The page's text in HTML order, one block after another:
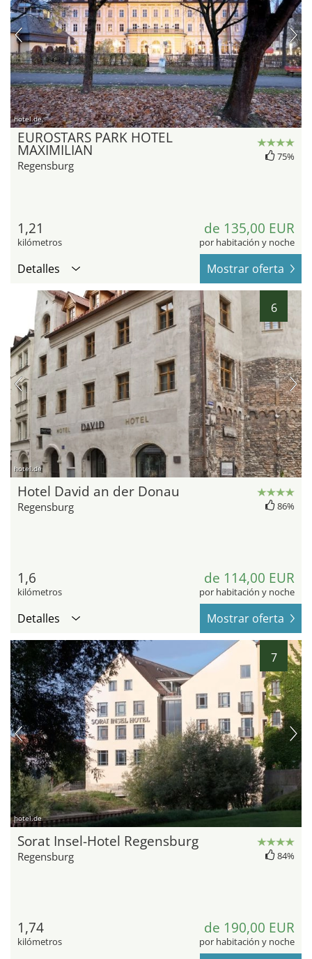
hotel.de
EUROSTARS PARK HOTEL
MAXIMILIAN
Regensburg
75%
1,21
kilómetros
de 135,00 EUR
por habitación y noche
Detalles Mostrar oferta
6
hotel.de
Hotel David an der Donau
Regensburg 86%
1,6
kilómetros
de 114,00 EUR
por habitación y noche
Detalles Mostrar oferta
7
hotel.de
Sorat Insel-Hotel Regensburg
Regensburg 84%
1,74
kilómetros
de 190,00 EUR
por habitación y noche